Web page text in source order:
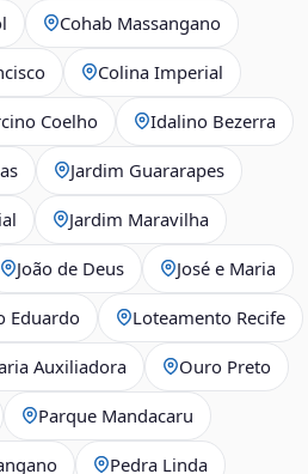
Cohab Massangano
Colina Imperial
Coelho Idalino Bezerra
Jardim Guararapes
Jardim Maravilha
João de Deus José e Maria
Eduardo Loteamento Recife
Auxiliadora Ouro Preto
Parque Mandacaru
Pedra Linda